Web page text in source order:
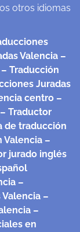
otros idiomas
Valencia –
– Traducción
Juradas
centro –
– Traductor
de traducción
Valencia –
jurado inglés
–
–
–
en